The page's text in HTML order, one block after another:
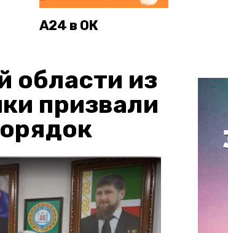
А24 в ОК
области из
призвали